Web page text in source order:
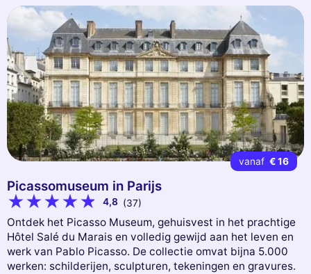
vanaf € 16
Picassomuseum in Parijs
4,8 (37)
Ontdek het Picasso Museum, gehuisvest in het prachtige
Hôtel Salé du Marais en volledig gewijd aan het leven en
werk van Pablo Picasso. De collectie omvat bijna 5.000
werken: schilderijen, sculpturen, tekeningen en gravures.